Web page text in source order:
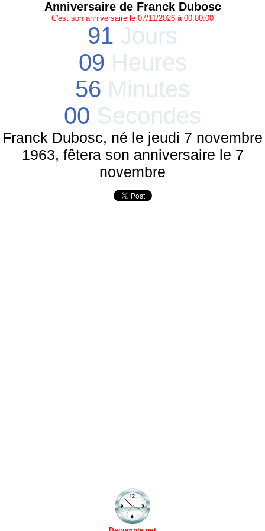
Anniversaire de Franck Dubosc
C'est son anniversaire le 07/11/2026 à 00:00:00
91 Jours
09 Heures
56 Minutes
00 Secondes
Franck Dubosc, né le jeudi 7 novembre
1963, fêtera son anniversaire le 7
novembre